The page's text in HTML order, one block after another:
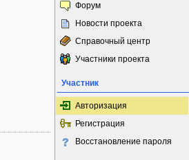
Форум
Новости проекта
Справочный центр
Участники проекта
Участник
Авторизация
Регистрация
Восстановление пароля